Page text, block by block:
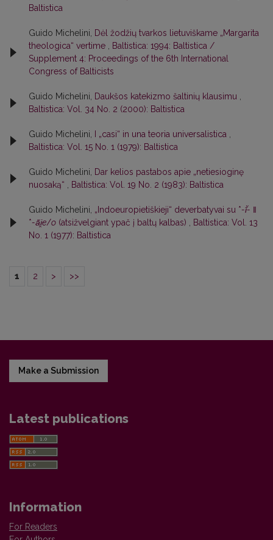
Baltistica
Guido Michelini,
Dėl žodžių tvarkos lietuviškame „Margarita
theologica“ vertime
Baltistica: 1994: Baltistica /
Supplement 4: Proceedings of the 6th International
Congress of Balticists
Guido Michelini, Daukšos katekizmo šaltinių klausimu
Baltistica: Vol. 34 No. 2 (2000): Baltistica
Guido Michelini, I „casi“ in una teoria universalistica
Baltistica: Vol. 15 No. 1 (1979): Baltistica
Guido Michelini,
Dar kelios pastabos apie „netiesioginę
nuosaką“
Baltistica: Vol. 19 No. 2 (1983): Baltistica
Guido Michelini, „Indoeuropietiškieji“ deverbatyvai su *-ī̆- ‖
*-ā̆i̯e/o (atsižvelgiant ypač į baltų kalbas)
Baltistica: Vol. 13
No. 1 (1977): Baltistica
1 2 > >>
Make a Submission
Latest publications
Information
For Readers